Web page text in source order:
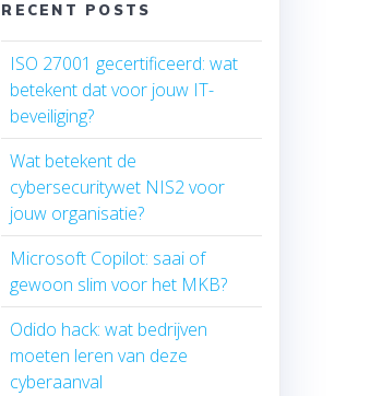
RECENT POSTS
ISO 27001 gecertificeerd: wat
betekent dat voor jouw IT-
beveiliging?
Wat betekent de
cybersecuritywet NIS2 voor
jouw organisatie?
Microsoft Copilot: saai of
gewoon slim voor het MKB?
Odido hack: wat bedrijven
moeten leren van deze
cyberaanval